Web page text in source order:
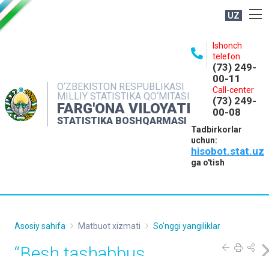
UZ
O‘ZBEKISTON RESPUBLIKASI
MILLIY STATISTIKA QO‘MITASI
FARG'ONA VILOYATI
STATISTIKA BOSHQARMASI
Ishonch
telefon
(73) 249-
00-11
Call-center
(73) 249-
00-08
Tadbirkorlar
uchun:
hisobot.stat.uz
ga o'tish
NASHRLAR
INTERAKTIV XIZMATLAR
MATBUOT XIZMATI
Asosiy sahifa Matbuot xizmati So'nggi yangiliklar